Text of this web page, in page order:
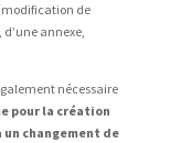
de
annexe,
nécessaire
pour la création
changement de